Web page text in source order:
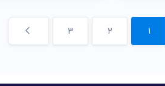
3 2 1